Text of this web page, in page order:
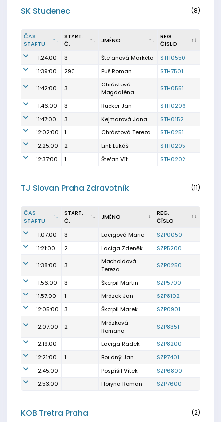
SK Studenec (8)
ČAS
STARTU
START.
Č.
JMÉNO
REG.
ČÍSLO
11:24:00
3 Štefanová Markéta
STH0550
11:39:00
290 Puš Roman STH7501
11:42:00 3
Chrástová
Magdaléna
STH0551
11:46:00 3 Rücker Jan
STH0206
11:47:00
3 Kejmarová Jana
STH0152
12:02:00
1 Chrástová Tereza
STH0251
12:25:00
2 Link Lukáš
STH0205
12:37:00
1 Štefan Vít STH0202
TJ Slovan Praha Zdravotník (11)
ČAS
STARTU
START.
Č.
JMÉNO
REG.
ČÍSLO
11:07:00
3 Lacigová Marie
SZP0050
11:21:00
2 Laciga Zdeněk SZP5200
11:38:00 3
Macholdová
Tereza
SZP0250
11:56:00 3 Škorpil Martin
SZP5700
11:57:00
1 Mrázek Jan
SZP8102
12:05:00
3 Škorpil Marek SZP0901
12:07:00 2
Mrázková
Romana
SZP8351
12:19:00 Laciga Radek
SZP8200
12:21:00
1 Boudný Jan
SZP7401
12:45:00
Pospíšil Vítek
SZP6800
12:53:00
Horyna Roman SZP7600
KOB Tretra Praha (2)